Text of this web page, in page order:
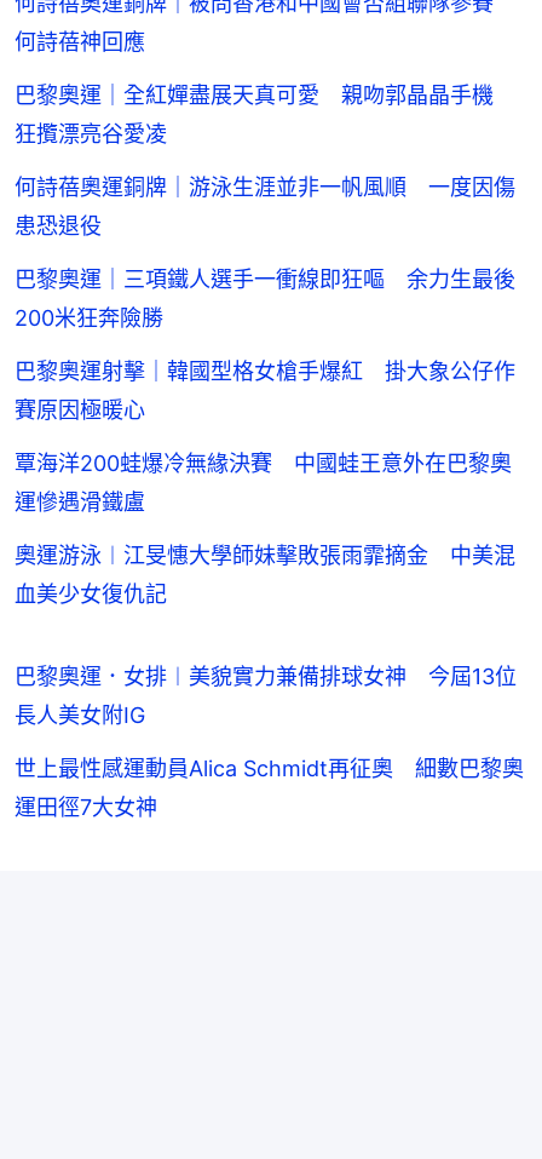
何詩蓓神回應
巴黎奧運｜全紅嬋盡展天真可愛 親吻郭晶晶手機
狂攬漂亮谷愛凌
何詩蓓奧運銅牌｜游泳生涯並非一帆風順 一度因傷
患恐退役
巴黎奧運｜三項鐵人選手一衝線即狂嘔 余力生最後
200米狂奔險勝
巴黎奧運射擊｜韓國型格女槍手爆紅 掛大象公仔作
賽原因極暖心
覃海洋200蛙爆冷無緣決賽 中國蛙王意外在巴黎奧
運慘遇滑鐵盧
奧運游泳︱江旻憓大學師妹擊敗張雨霏摘金 中美混
血美少女復仇記
巴黎奧運．女排︱美貌實力兼備排球女神 今屆13位
長人美女附IG
世上最性感運動員Alica Schmidt再征奧 細數巴黎奧
運田徑7大女神